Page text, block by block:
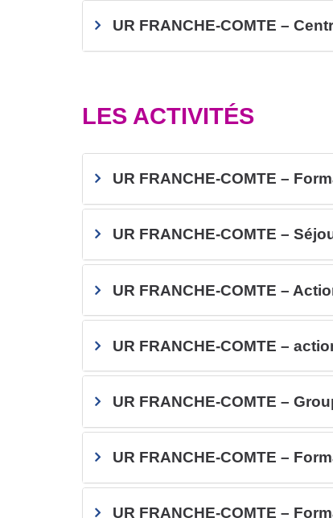
UR FRANCHE-COMTE –
LES ACTIVITÉS
UR FRANCHE-COMTE –
UR FRANCHE-COMTE –
UR FRANCHE-COMTE –
UR FRANCHE-COMTE –
UR FRANCHE-COMTE –
UR FRANCHE-COMTE –
UR FRANCHE-COMTE –